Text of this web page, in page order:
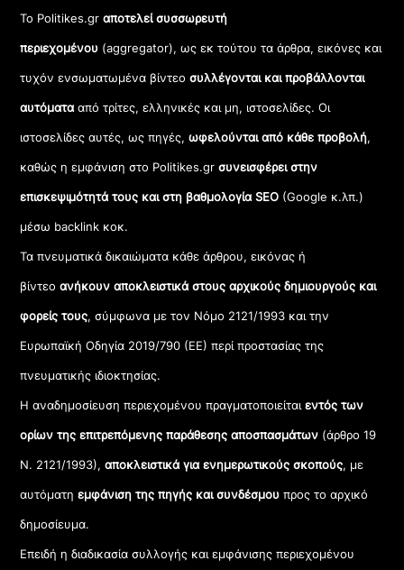
Το Politikes.grαποτελεί συσσωρευτή
περιεχομένου (aggregator), ως εκ τούτου τα άρθρα, εικόνες και
τυχόν ενσωματωμένα βίντεοσυλλέγονται και προβάλλονται
αυτόματααπό τρίτες, ελληνικές και μη, ιστοσελίδες. Οι
ιστοσελίδες αυτές, ως πηγές,ωφελούνται από κάθε προβολή,
καθώς η εμφάνιση στο Politikes.gr συνεισφέρει στην
επισκεψιμότητά τους και στη βαθμολογία SEO (Google κ.λπ.)
μέσω backlink κοκ.
Τα πνευματικά δικαιώματα κάθε άρθρου, εικόνας ή
βίντεοανήκουν αποκλειστικά στους αρχικούς δημιουργούς και
φορείς τους, σύμφωνα με τον Νόμο 2121/1993 και την
Ευρωπαϊκή Οδηγία 2019/790 (ΕΕ) περί προστασίας της
πνευματικής ιδιοκτησίας.
Η αναδημοσίευση περιεχομένου πραγματοποιείταιεντός των
ορίων της επιτρεπόμενης παράθεσης αποσπασμάτων (άρθρο 19
Ν. 2121/1993), αποκλειστικά για ενημερωτικούς σκοπούς, με
αυτόματηεμφάνιση της πηγής και συνδέσμου προς το αρχικό
δημοσίευμα.
Επειδή η διαδικασία συλλογής και εμφάνισης περιεχομένου